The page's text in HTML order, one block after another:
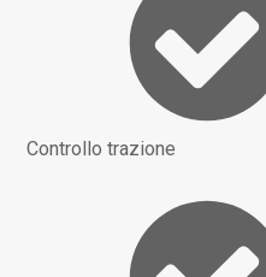
Controllo trazione